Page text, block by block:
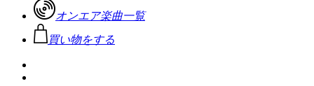
オンエア楽曲一覧
買い物をする